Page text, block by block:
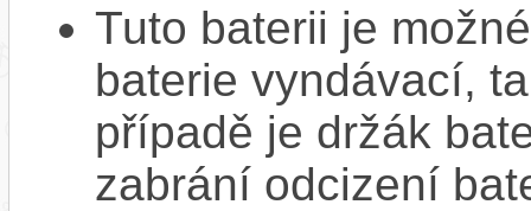
Tuto baterii je
baterie vyndávací,
případě je držák
zabrání odcizení